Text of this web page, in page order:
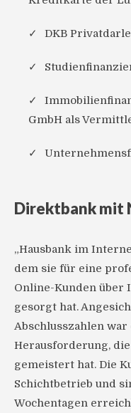
DKB
GmbH als
Direktbank mit
„Hausbank im
dem sie für eine
Online-Kunden über
gesorgt hat.
Abschlusszahlen war
Herausforderung,
gemeistert hat. Die
Schichtbetrieb und
Wochentagen